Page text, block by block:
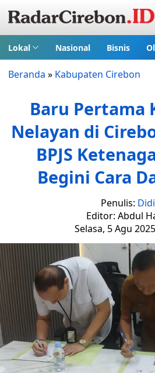
Lokal Nasional Bisnis
Beranda » Kabupaten Cirebon
Baru Pertama
Nelayan di
BPJS
Begini Cara
Penulis:
Editor: Abdul
Selasa, 5 Agu